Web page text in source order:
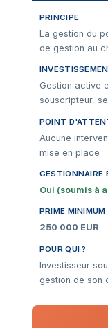
PRINCIPE
La gestion du
de gestion au
Gestion active
souscripteur,
POINT
Aucune
mise en place
GESTIONNAIRE
Oui (soumis à
PRIME MINIMUM
250 000 EUR
POUR QUI ?
Investisseur
gestion de son